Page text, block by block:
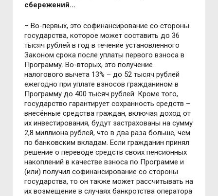
сбережений...
– Во-первых, это софинансирование со стороны
государства, которое может составить до 36
тысяч рублей в год в течение установленного
Законом срока после уплаты первого взноса в
Программу. Во-вторых, это получение
налогового вычета 13% – до 52 тысяч рублей
ежегодно при уплате взносов гражданином в
Программу до 400 тысяч рублей. Кроме того,
государство гарантирует сохранность средств –
внесённые средства граждан, включая доход от
их инвестирования, будут застрахованы на сумму
2,8 миллиона рублей, что в два раза больше, чем
по банковским вкладам. Если гражданин принял
решение о переводе средств своих пенсионных
накоплений в качестве взноса по Программе и
(или) получил софинансирование со стороны
государства, то он также может рассчитывать на
их возмещение в случаях банкротства оператора